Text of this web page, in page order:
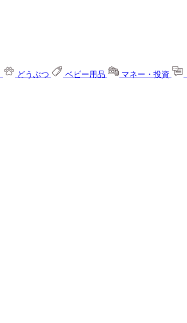
どうぶつ ベビー用品 マネー・投資